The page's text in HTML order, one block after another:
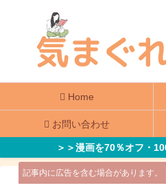
Home
お問い合わせ
＞＞漫画を70％オフ・
記事内に広告を含む場合があります。